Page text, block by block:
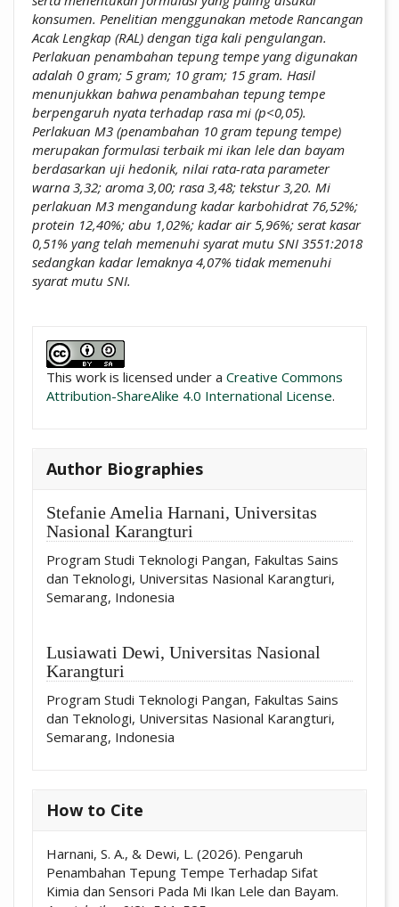
konsumen. Penelitian menggunakan metode Rancangan
Acak Lengkap (RAL) dengan tiga kali pengulangan.
Perlakuan penambahan tepung tempe yang digunakan
adalah 0 gram; 5 gram; 10 gram; 15 gram. Hasil
menunjukkan bahwa penambahan tepung tempe
berpengaruh nyata terhadap rasa mi (p<0,05).
Perlakuan M3 (penambahan 10 gram tepung tempe)
merupakan formulasi terbaik mi ikan lele dan bayam
berdasarkan uji hedonik, nilai rata-rata parameter
warna 3,32; aroma 3,00; rasa 3,48; tekstur 3,20. Mi
perlakuan M3 mengandung kadar karbohidrat 76,52%;
protein 12,40%; abu 1,02%; kadar air 5,96%; serat kasar
0,51% yang telah memenuhi syarat mutu SNI 3551:2018
sedangkan kadar lemaknya 4,07% tidak memenuhi
syarat mutu SNI.
This work is licensed under a Creative Commons
Attribution-ShareAlike 4.0 International License.
Author Biographies
Stefanie Amelia Harnani, Universitas
Nasional Karangturi
Program Studi Teknologi Pangan, Fakultas Sains
dan Teknologi, Universitas Nasional Karangturi,
Semarang, Indonesia
Lusiawati Dewi, Universitas Nasional
Karangturi
Program Studi Teknologi Pangan, Fakultas Sains
dan Teknologi, Universitas Nasional Karangturi,
Semarang, Indonesia
How to Cite
Harnani, S. A., & Dewi, L. (2026). Pengaruh
Penambahan Tepung Tempe Terhadap Sifat
Kimia dan Sensori Pada Mi Ikan Lele dan Bayam.